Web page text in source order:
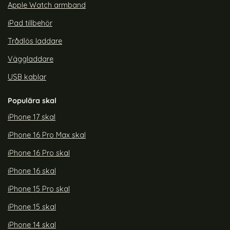
Apple Watch armband
iPad tillbehör
Trådlös laddare
Väggladdare
USB kablar
Populära skal
iPhone 17 skal
iPhone 16 Pro Max skal
iPhone 16 Pro skal
iPhone 16 skal
iPhone 15 Pro skal
iPhone 15 skal
iPhone 14 skal